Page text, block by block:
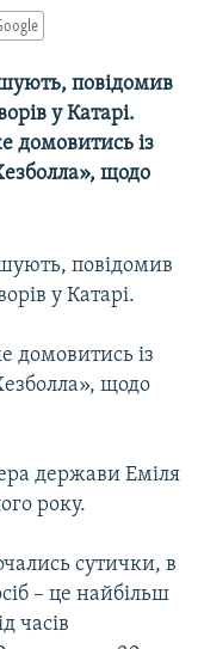
повідомив
у Катарі.
домовитись із
щодо
повідомив
у Катарі.
домовитись із
щодо
держави Еміля
року.
сутички, в
– це найбільш
часів